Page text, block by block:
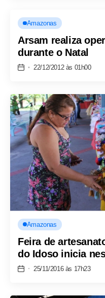
Amazonas
Arsam realiza
durante o Natal
22/12/2012 às 01h00
Amazonas
Feira de
do Idoso inicia
25/11/2016 às 17h23